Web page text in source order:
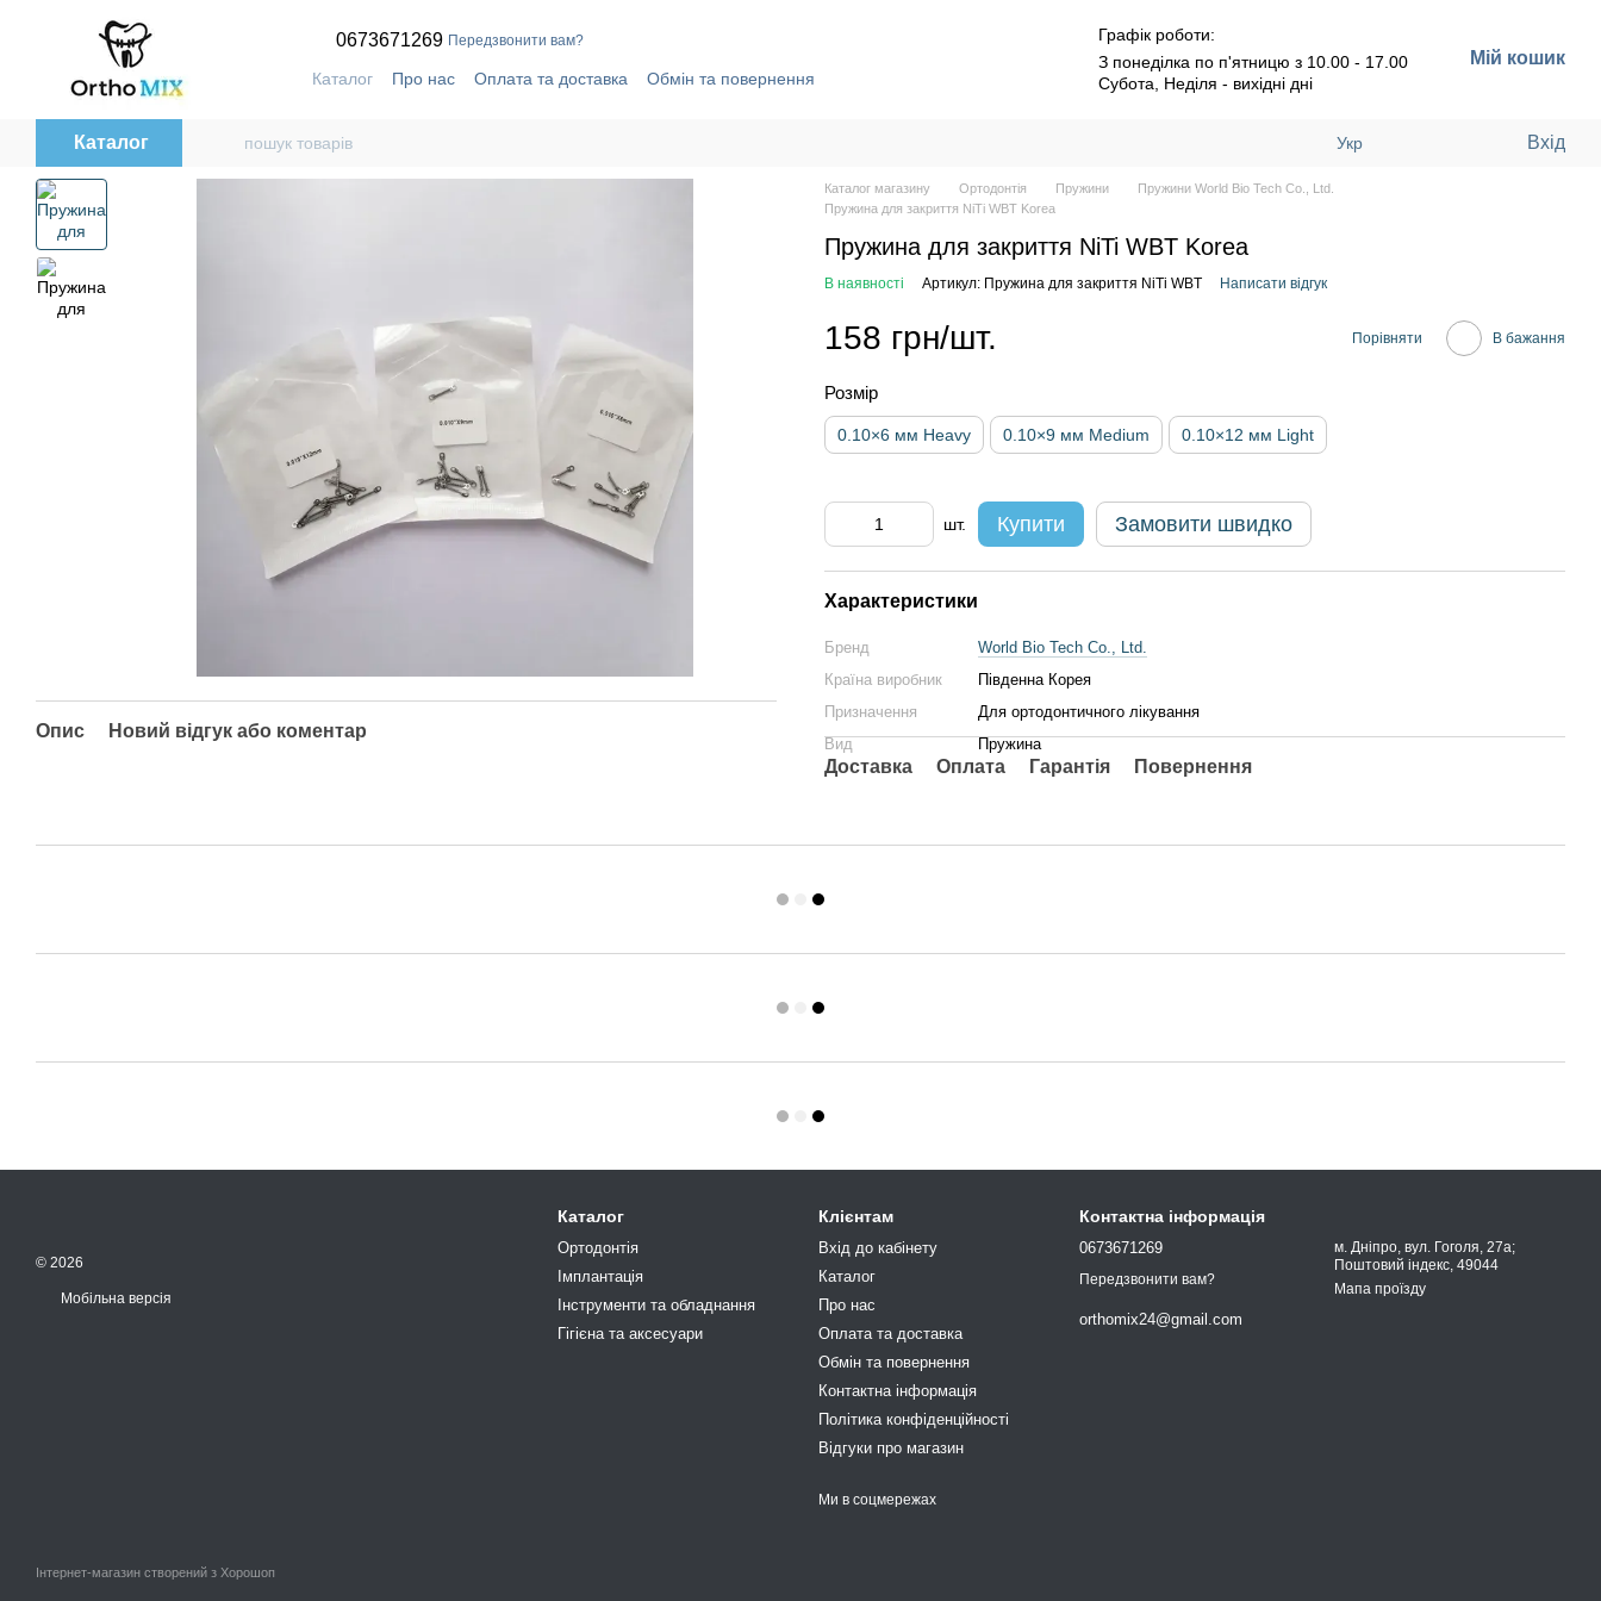
Перейти до основного контенту
0673671269 Передзвонити вам?
Каталог Про нас Оплата та доставка
Обмін та повернення
Графік роботи:
З понеділка по п'ятницю з 10.00 - 17.00
Субота, Неділя - вихідні дні
Мій кошик
Каталог Укр Вхід
Опис Новий відгук або коментар
Каталог магазину Ортодонтія Пружини
Пружини World Bio Tech Co., Ltd.
Пружина для закриття NiTi WBT Korea
Пружина для закриття NiTi WBT Korea
В наявності Артикул: Пружина для закриття NiTi WBT Написати відгук
158 грн/шт. Порівняти В бажання
Розмір
0.10×6 мм Heavy 0.10×9 мм Medium 0.10×12 мм Light
шт. Купити Замовити швидко
Характеристики
Бренд
World Bio Tech Co., Ltd.
Країна виробник
Південна Корея
Призначення
Для ортодонтичного лікування
Вид
Пружина
Доставка Оплата Гарантія Повернення
© 2026
Мобільна версія
Інтернет-магазин створений з Хорошоп
Каталог
Ортодонтія
Імплантація
Iнструменти та обладнання
Гігієна та аксесуари
Клієнтам
Вхід до кабінету
Каталог
Про нас
Оплата та доставка
Обмін та повернення
Контактна інформація
Політика конфіденційності
Відгуки про магазин
Ми в соцмережах
Контактна інформація
0673671269
Передзвонити вам?
orthomix24@gmail.com
м. Дніпро, вул. Гоголя, 27а;
Поштовий індекс, 49044
Мапа проїзду